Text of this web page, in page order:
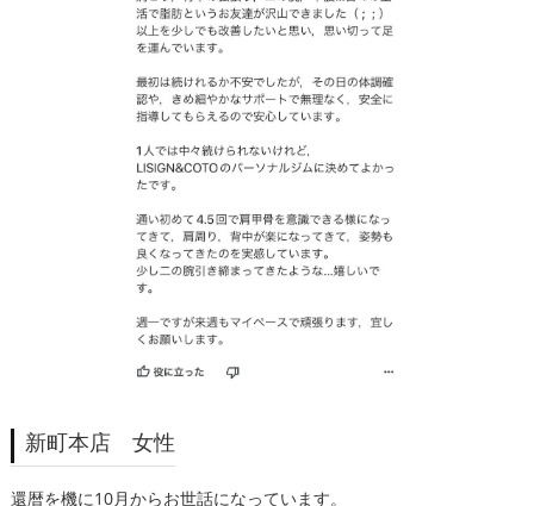
新町本店 女性
還暦を機に10月からお世話になっています。